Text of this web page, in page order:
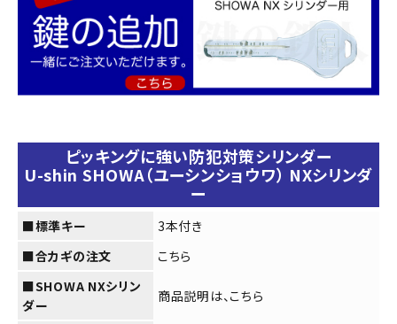
カートに入れる
ピッキングに強い防犯対策シリンダー
U-shin SHOWA（ユーシンショウワ） NXシリンダ
ー
■標準キー
3本付き
■合カギの注文
こちら
■SHOWA NXシリン
ダー
商品説明は、 こちら